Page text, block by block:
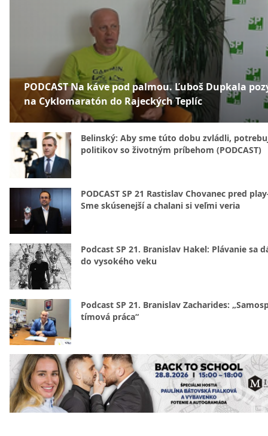
PODCAST Na káve pod palmou. Ľuboš Dupkala
na Cyklomaratón do Rajeckých Teplíc
Belinský: Aby sme túto dobu zvládli,
politikov so životným príbehom (PODCAST)
PODCAST SP 21 Rastislav Chovanec pred
Sme skúsenejší a chalani si veľmi veria
Podcast SP 21. Branislav Hakel: Plávanie sa
do vysokého veku
Podcast SP 21. Branislav Zacharides:
tímová práca“